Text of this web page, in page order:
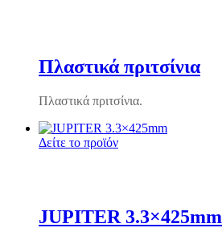
Πλαστικά πριτσίνια
Πλαστικά πριτσίνια.
Δείτε το προϊόν
JUPITER 3.3×425mm